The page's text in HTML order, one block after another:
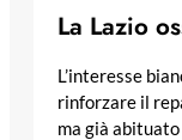
La Lazio
L’interesse
rinforzare il
ma già